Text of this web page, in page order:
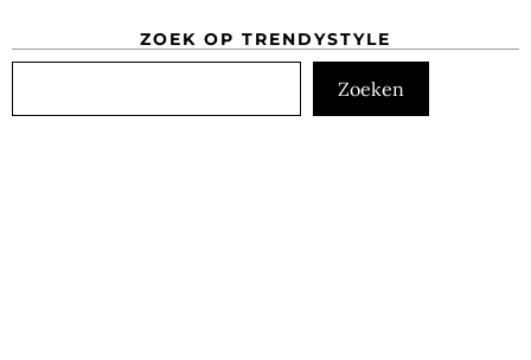
ZOEK OP TRENDYSTYLE
Zoeken